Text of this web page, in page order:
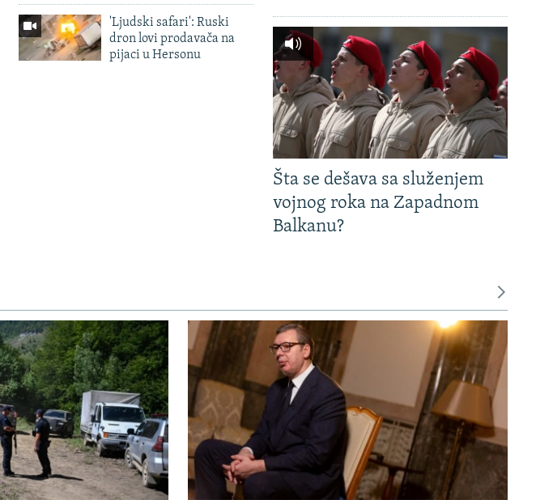
'Ljudski safari': Ruski
dron lovi prodavača na
pijaci u Hersonu
Šta se dešava sa služenjem
vojnog roka na Zapadnom
Balkanu?